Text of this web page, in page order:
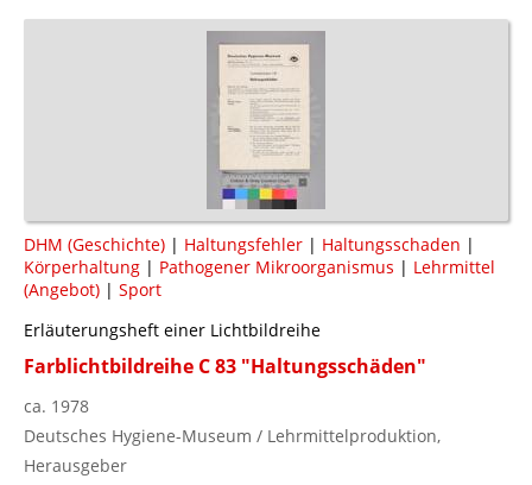
DHM (Geschichte) | Haltungsfehler | Haltungsschaden |
Körperhaltung | Pathogener Mikroorganismus | Lehrmittel
(Angebot) | Sport
Erläuterungsheft einer Lichtbildreihe
Farblichtbildreihe C 83 "Haltungsschäden"
ca. 1978
Deutsches Hygiene-Museum / Lehrmittelproduktion,
Herausgeber